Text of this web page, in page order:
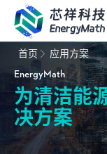
EnergyMath
为清洁能
决方案
首页 应用方案